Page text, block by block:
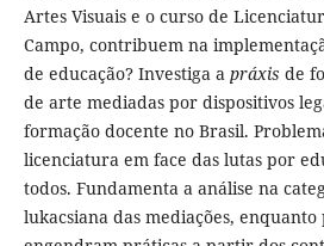
Artes Visuais e o curso de
Campo, contribuem na
de educação? Investiga a práxis de
de arte mediadas por dispositivos
formação docente no Brasil.
licenciatura em face das lutas por
todos. Fundamenta a análise na
lukacsiana das mediações, enquanto